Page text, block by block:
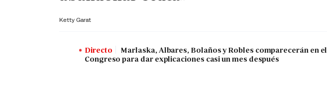
Ketty Garat
Directo
Marlaska, Albares, Bolaños y Robles comparecerán en el
Congreso para dar explicaciones casi un mes después